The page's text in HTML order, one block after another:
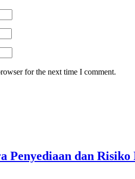
for the next time I comment.
Penyediaan dan Risiko